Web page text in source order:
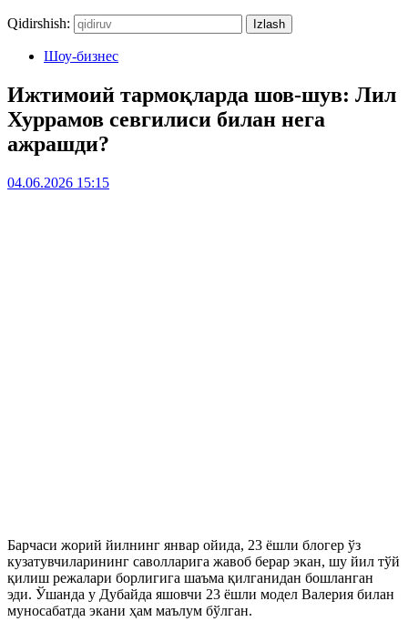
Qidirshish:
Шоу-бизнес
Ижтимоий тармоқларда шов-шув: Лил
Хуррамов севгилиси билан нега
ажрашди?
04.06.2026 15:15
Барчаси жорий йилнинг январ ойида, 23 ёшли блогер ўз
кузатувчиларининг саволларига жавоб берар экан, шу йил тўй
қилиш режалари борлигига шаъма қилганидан бошланган
эди. Ўшанда у Дубайда яшовчи 23 ёшли модел Валерия билан
муносабатда экани ҳам маълум бўлган.